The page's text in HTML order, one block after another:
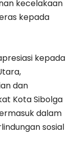
kecelakaan
kepada
kepada
dan
Kota Sibolga
dalam
sosial